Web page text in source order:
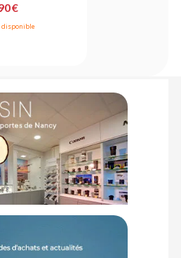
€
disponible